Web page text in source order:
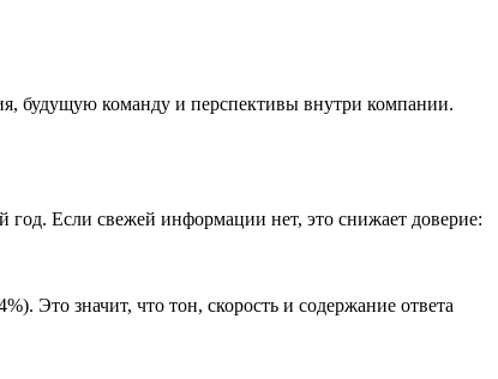
будущую команду и перспективы внутри компании.
год. Если свежей информации нет, это снижает доверие:
Это значит, что тон, скорость и содержание ответа